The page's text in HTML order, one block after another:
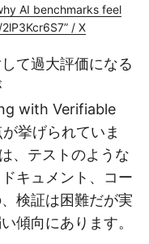
AI benchmarks feel
/ X
て過大評価になる
with Verifiable
挙げられていま
、テストのような
キュメント、コー
検証は困難だが実
傾向にあります。